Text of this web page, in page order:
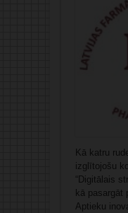
Kā katru
izglītojošu
“Digitālais
kā pasargāt
Aptieku